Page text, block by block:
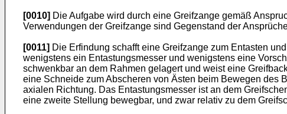
[0010] Die Aufgabe wird durch eine Greifzange gemäß
Verwendungen der Greifzange sind Gegenstand der
[0011] Die Erfindung schafft eine Greifzange zum Entasten
wenigstens ein Entastungsmesser und wenigstens eine
schwenkbar an dem Rahmen gelagert und weist eine
eine Schneide zum Abscheren von Ästen beim Bewegen des
axialen Richtung. Das Entastungsmesser ist an dem
eine zweite Stellung bewegbar, und zwar relativ zu dem